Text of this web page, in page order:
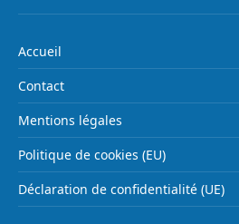
Accueil
Contact
Mentions légales
Politique de cookies (EU)
Déclaration de confidentialité (UE)